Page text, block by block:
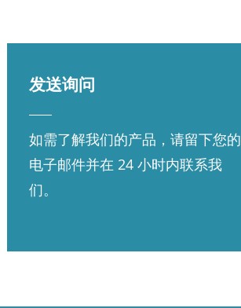
发送询问
如需了解我们的产品，请留下您的
电子邮件并在 24 小时内联系我
们。